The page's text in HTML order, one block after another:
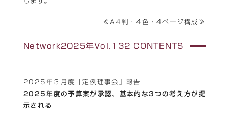
≪A4判・4色・4ページ構成≫
Network2025年Vol.132 CONTENTS
2025年３月度「定例理事会」報告
2025年度の予算案が承認、基本的な3つの考え方が提
示される